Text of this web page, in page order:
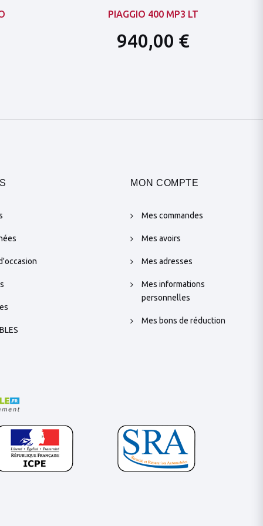
PIAGGIO 400 MP3 LT
940,00 €
MON COMPTE
Mes commandes
Mes avoirs
Mes adresses
Mes informations
personnelles
Mes bons de réduction